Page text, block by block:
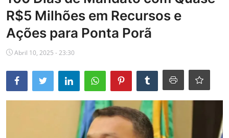
Educação
Cultura
Galeria
R$5 Milhões em Recursos e
Ações para Ponta Porã
Abril 10, 2025 - 23:30